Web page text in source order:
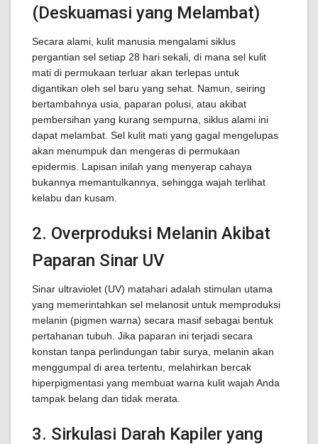
(Deskuamasi yang Melambat)
Secara alami, kulit manusia mengalami siklus
pergantian sel setiap 28 hari sekali, di mana sel kulit
mati di permukaan terluar akan terlepas untuk
digantikan oleh sel baru yang sehat. Namun, seiring
bertambahnya usia, paparan polusi, atau akibat
pembersihan yang kurang sempurna, siklus alami ini
dapat melambat. Sel kulit mati yang gagal mengelupas
akan menumpuk dan mengeras di permukaan
epidermis. Lapisan inilah yang menyerap cahaya
bukannya memantulkannya, sehingga wajah terlihat
kelabu dan kusam.
2. Overproduksi Melanin Akibat
Paparan Sinar UV
Sinar ultraviolet (UV) matahari adalah stimulan utama
yang memerintahkan sel melanosit untuk memproduksi
melanin (pigmen warna) secara masif sebagai bentuk
pertahanan tubuh. Jika paparan ini terjadi secara
konstan tanpa perlindungan tabir surya, melanin akan
menggumpal di area tertentu, melahirkan bercak
hiperpigmentasi yang membuat warna kulit wajah Anda
tampak belang dan tidak merata.
3. Sirkulasi Darah Kapiler yang